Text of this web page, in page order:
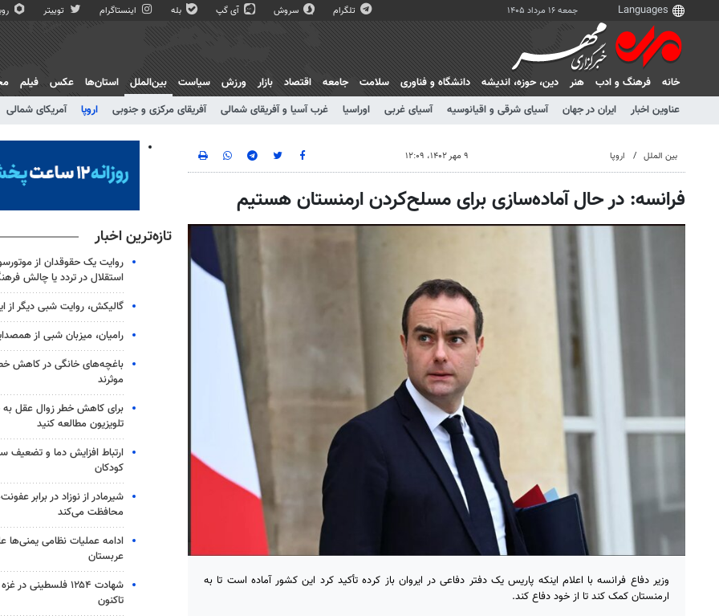
جمعه ۱۶ مرداد ۱۴۰۵ تلگرام سروش آی گپ بله اینستاگرام توییتر
خانه فرهنگ و ادب هنر دين، حوزه، انديشه دانشگاه و فناوری سلامت جامعه اقتصاد بازار ورزش سیاست
بین‌الملل
عناوین اخبار
ایران در جهان آسیای شرقی و اقیانوسیه آسیای غربی اوراسیا غرب آسیا و آفریقای شمالی آفریقای مرکزی و جنوبی اروپا آمریکای شمالی
استان‌ها عکس فیلم
بین الملل اروپا ۹ مهر ۱۴۰۲، ۱۲:۰۹
فرانسه: در حال آماده‌سازی برای مسلح‌کردن ارمنستان هستیم
وزیر دفاع فرانسه با اعلام اینکه پاریس یک دفتر دفاعی در ایروان باز کرده تأکید کرد این کشور آماده است تا به
ارمنستان کمک کند تا از خود دفاع کند.
تازه‌ترین اخبار
روایت یک حقوقدان از
استقلال در تردد یا چالش
گالیکش، روایت شبی دیگر از
رامیان، میزبان شبی از
باغچه‌های خانگی در کاهش
موثرند
برای کاهش خطر زوال عقل به
تلویزیون مطالعه کنید
ارتباط افزایش دما و تضعیف
کودکان
شیرمادر از نوزاد در برابر
محافظت می‌کند
ادامه عملیات نظامی یمنی‌ها
عربستان
شهادت ۱۲۵۴ فلسطینی
تاکنون